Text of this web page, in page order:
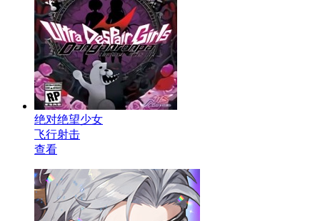
绝对绝望少女
飞行射击
查看